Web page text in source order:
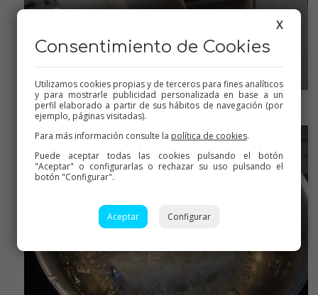
Enrollar en los tubos
X
Consentimiento de Cookies
Utilizamos cookies propias y de terceros para fines analíticos
y para mostrarle publicidad personalizada en base a un
perfil elaborado a partir de sus hábitos de navegación (por
ejemplo, páginas visitadas).
Para más información consulte la política de cookies.
Puede aceptar todas las cookies pulsando el botón
"Aceptar" o configurarlas o rechazar su uso pulsando el
botón "Configurar".
Aceptar Configurar